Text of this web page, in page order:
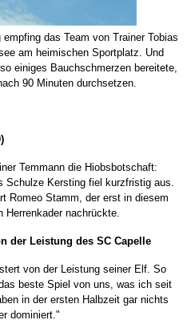
das Team von Trainer Tobias
am heimischen Sportplatz. Und
einiges Bauchschmerzen bereitete,
90 Minuten durchsetzen.
Temmann die Hiobsbotschaft:
Schulze Kersting fiel kurzfristig aus.
Romeo Stamm, der erst in diesem
Herrenkader nachrückte.
der Leistung des SC Capelle
von der Leistung seiner Elf. So
beste Spiel von uns, was ich seit
in der ersten Halbzeit gar nichts
dominiert."